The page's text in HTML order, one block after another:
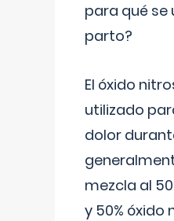
para qué se
parto?
El óxido
utilizado
dolor
mezcla al
y 50% óxido